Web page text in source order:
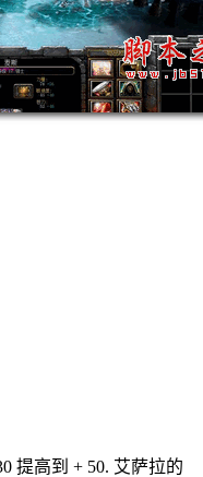
提高到 + 50. 艾萨拉的